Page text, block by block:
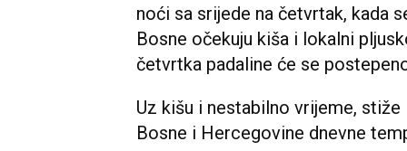
noći sa srijede na četvrtak, kada
Bosne očekuju kiša i lokalni
četvrtka padaline će se
Uz kišu i nestabilno vrijeme,
Bosne i Hercegovine dnevne